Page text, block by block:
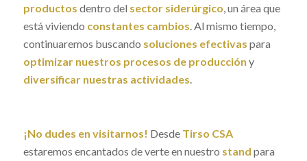
productos dentro del sector siderúrgico , un área que
está viviendo constantes cambios . Al mismo tiempo,
continuaremos buscando soluciones efectivas para
optimizar nuestros procesos de producción y
diversificar nuestras actividades
¡No dudes en visitarnos! Desde Tirso CSA
estaremos encantados de verte en nuestro stand para